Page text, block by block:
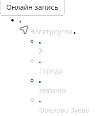
Онлайн запись
Электроугли
Города
Ногинск
Орехово-Зуево